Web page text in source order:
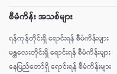
စီမံကိန်း အသစ်များ
ရန်ကုန်တိုင်းရှိ ရောင်းရန် စီမံကိန်းများ
မန္တလေးတိုင်းရှိ ရောင်းရန် စီမံကိန်းများ
နေပြည်တော်ရှိ ရောင်းရန် စီမံကိန်းများ